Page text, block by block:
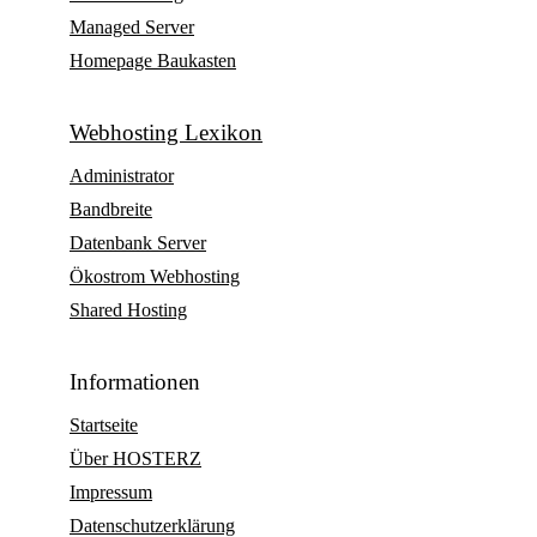
Managed Server
Homepage Baukasten
Webhosting Lexikon
Administrator
Bandbreite
Datenbank Server
Ökostrom Webhosting
Shared Hosting
Informationen
Startseite
Über HOSTERZ
Impressum
Datenschutzerklärung